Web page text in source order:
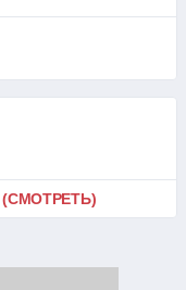
(СМОТРЕТЬ)